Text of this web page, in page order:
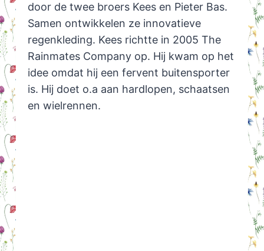
door de twee broers Kees en Pieter Bas.
Samen ontwikkelen ze innovatieve
regenkleding. Kees richtte in 2005 The
Rainmates Company op. Hij kwam op het
idee omdat hij een fervent buitensporter
is. Hij doet o.a aan hardlopen, schaatsen
en wielrennen.